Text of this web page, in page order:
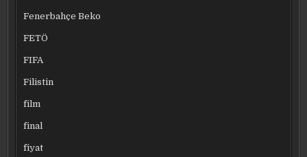
Fenerbahçe Beko
FETÖ
FIFA
Filistin
film
final
fiyat